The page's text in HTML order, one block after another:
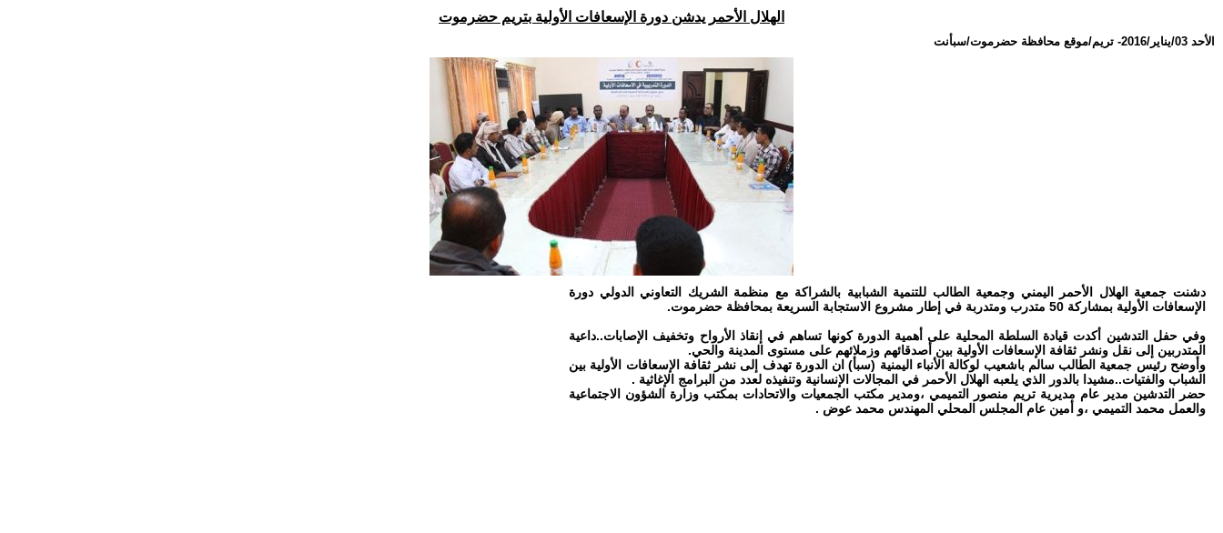
الهلال الأحمر يدشن دورة الإسعافات الأولية بتريم حضرموت
الأحد 03/يناير/2016 - تريم/موقع محافظة حضرموت/سبأنت
دشنت جمعية الهلال الأحمر اليمني وجمعية الطالب للتنمية الشبابية بالشراكة مع منظمة الشريك التعاوني الدولي دورة
الإسعافات الأولية بمشاركة 50 متدرب ومتدربة في إطار مشروع الاستجابة السريعة بمحافظة حضرموت.
وفي حفل التدشين أكدت قيادة السلطة المحلية على أهمية الدورة كونها تساهم في إنقاذ الأرواح وتخفيف الإصابات..داعية
المتدربين إلى نقل ونشر ثقافة الإسعافات الأولية بين أصدقائهم وزملائهم على مستوى المدينة والحي.
وأوضح رئيس جمعية الطالب سالم باشعيب لوكالة الأنباء اليمنية (سبأ) ان الدورة تهدف إلى نشر ثقافة الإسعافات الأولية بين
الشباب والفتيات..مشيدا بالدور الذي يلعبه الهلال الأحمر في المجالات الإنسانية وتنفيذه لعدد من البرامج الإغاثية .
حضر التدشين مدير عام مديرية تريم منصور التميمي ،ومدير مكتب الجمعيات والاتحادات بمكتب وزارة الشؤون الاجتماعية
والعمل محمد التميمي ،و أمين عام المجلس المحلي المهندس محمد عوض .